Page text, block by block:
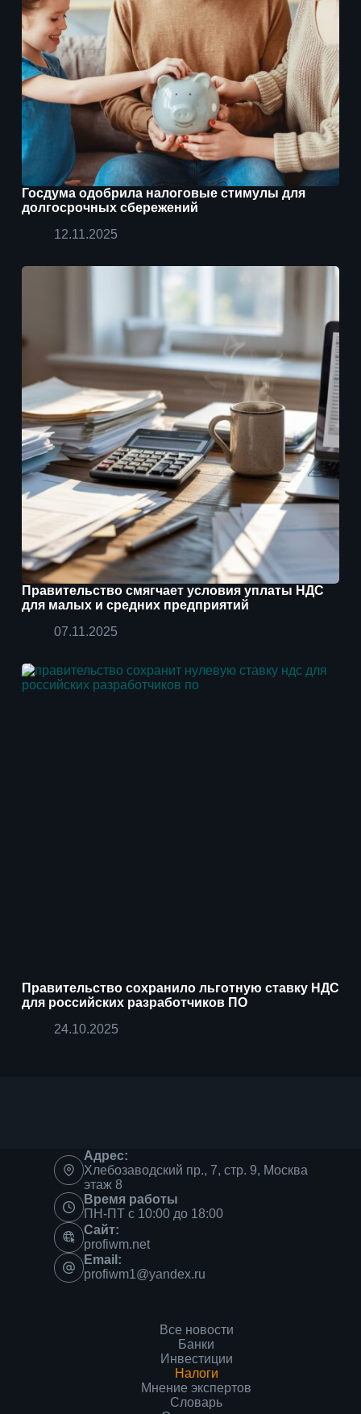
Госдума одобрила налоговые стимулы для
долгосрочных сбережений
12.11.2025
Правительство смягчает условия уплаты НДС
для малых и средних предприятий
07.11.2025
Правительство сохранило льготную ставку НДС
для российских разработчиков ПО
24.10.2025
Адрес:
Хлебозаводский пр., 7, стр. 9, Москва
этаж 8
Время работы
ПН-ПТ с 10:00 до 18:00
Сайт:
profiwm.net
Email:
profiwm1@yandex.ru
Все новости
Банки
Инвестиции
Налоги
Мнение экспертов
Словарь